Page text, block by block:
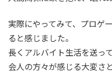
実際にやってみて、プロゲ
ると感じました。
長くアルバイト生活を送っ
会人の方々が感じる大変さ